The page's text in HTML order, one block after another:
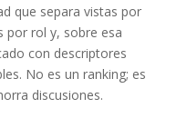
que separa vistas por
por rol y, sobre esa
con descriptores
No es un ranking; es
discusiones.